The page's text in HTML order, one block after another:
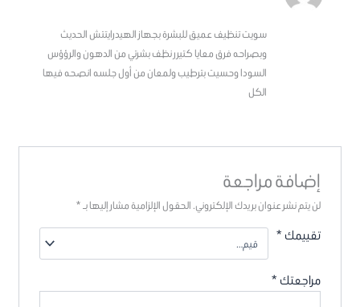
من 5
سويت تنظيف عميق للبشرة بجهاز الهيدرايتتش الحديث
وبصراحه فرق معايا كتيرر نظف بشرتي من الدهون والرؤؤس
السودا وحسيت بترطيب ولمعان من أول جلسه انصحه فيها
الكل
إضافة مراجعة
لن يتم نشر عنوان بريدك الإلكتروني. الحقول الإلزامية مشار إليها بـ*
تقييمك *
مراجعتك *